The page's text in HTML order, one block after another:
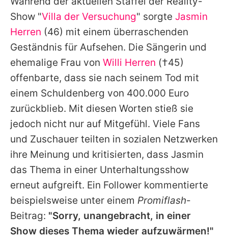
Alle Themen auf Promiflash
Jobs
App runterladen
Team
Redaktionelle Richtlinien
Impressum
Datenschutzerklärung
Nutzungsbedingungen
Utiq verwalten
Show "Villa der Versuchung" sorgte Jasmin
Herren (46) mit einem überraschenden
Geständnis für Aufsehen. Die Sängerin und
ehemalige Frau von Willi Herren (†45)
offenbarte, dass sie nach seinem Tod mit
einem Schuldenberg von 400.000 Euro
zurückblieb. Mit diesen Worten stieß sie
jedoch nicht nur auf Mitgefühl. Viele Fans
und Zuschauer teilten in sozialen Netzwerken
ihre Meinung und kritisierten, dass Jasmin
das Thema in einer Unterhaltungsshow
erneut aufgreift. Ein Follower kommentierte
beispielsweise unter einem Promiflash-
Beitrag: "Sorry, unangebracht, in einer
Show dieses Thema wieder aufzuwärmen!"